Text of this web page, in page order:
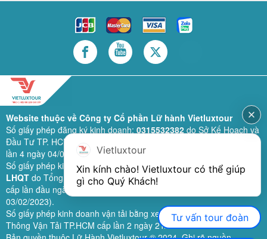
Website thuộc về Công ty Cổ phần Lữ hành Vietluxtour
Số giấy phép đăng ký kinh doanh: 0315532382do Sở Kế Hoạch và
Đầu Tư TP. HCM cấp lần đầu ngày 28/02/2019 (sửa đổi bổ sung
lần 4 ngày 04/06/2024).
Số giấy phép kinh doanh lữ hành quốc tế:79-1111/2019/TCDL-GP
LHQTdo Tổng Cục Du Lịch (nay là Cục Du lịch quốc gia Việt Nam)
cấp lần đầu ngày 26/09/2019 (sửa đổi, bổ sung lần 3 ngày
03/02/2023).
Số giấy phép kinh doanh vận tải bằng xe ô tô:11924do Sở Giao
Thông Vận Tải TP.HCM cấp lần 2 ngày 21/02/2023.
Vietluxtour
Xin kính chào! Vietluxtour có thể giúp
gì cho Quý Khách!
Tư vấn tour đoàn